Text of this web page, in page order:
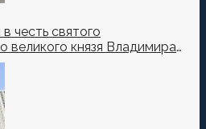
честь святого
великого князя Владимира
крест